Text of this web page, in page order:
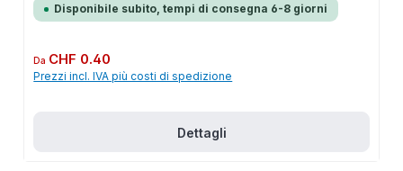
Disponibile subito, tempi di consegna 6-8 giorni
Prezzo normale:
Da CHF 0.40
Prezzi incl. IVA più costi di spedizione
Dettagli